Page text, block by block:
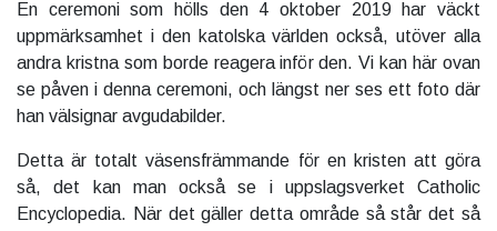
En ceremoni som hölls den 4 oktober 2019 har väckt
uppmärksamhet i den katolska världen också, utöver alla
andra kristna som borde reagera inför den. Vi kan här ovan
se påven i denna ceremoni, och längst ner ses ett foto där
han välsignar avgudabilder.
Detta är totalt väsensfrämmande för en kristen att göra
så, det kan man också se i uppslagsverket Catholic
Encyclopedia. När det gäller detta område så står det så